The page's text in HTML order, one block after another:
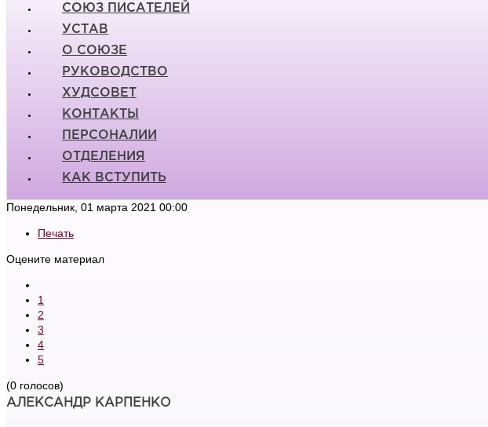
СОЮЗ ПИСАТЕЛЕЙ
УСТАВ
О СОЮЗЕ
РУКОВОДСТВО
ХУДСОВЕТ
КОНТАКТЫ
ПЕРСОНАЛИИ
ОТДЕЛЕНИЯ
КАК ВСТУПИТЬ
Понедельник, 01 марта 2021 00:00
Печать
Оцените материал
1
2
3
4
5
(0 голосов)
АЛЕКСАНДР КАРПЕНКО